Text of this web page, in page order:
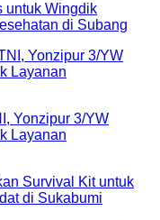
untuk Wingdik
di Subang
Yonzipur 3/YW
Layanan